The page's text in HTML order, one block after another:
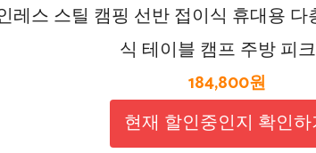
레스 스틸 캠핑 선반 접이식 휴대용
식 테이블 캠프 주방 피
184,800원
현재 할인중인지 확인하